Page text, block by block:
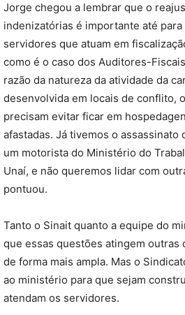
Jorge chegou a lembrar que o
indenizatórias é importante até para
servidores que atuam em
como é o caso dos Auditores-
razão da natureza da atividade da
desenvolvida em locais de conflito,
precisam evitar ficar em
afastadas. Já tivemos o assassinato
um motorista do Ministério do
Unaí, e não queremos lidar com
pontuou.
Tanto o Sinait quanto a equipe do
que essas questões atingem outras
de forma mais ampla. Mas o
ao ministério para que sejam
atendam os servidores.